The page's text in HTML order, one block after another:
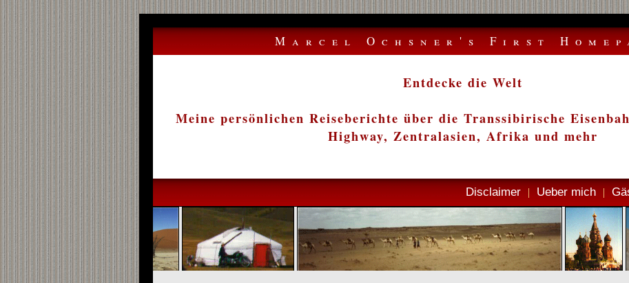
Marcel Ochsner's First
Entdecke die Welt
Meine persönlichen Reiseberichte über die Transsibirische
Highway, Zentralasien, Afrika und mehr
Disclaimer | Ueber mich |